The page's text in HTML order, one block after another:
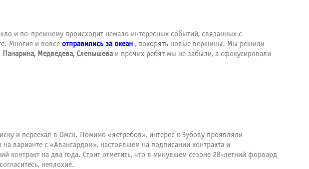
и по-прежнему происходит немало интересных событий, связанных с
Многие и вовсе отправились за океан , покорять новые вершины. Мы решили
Панарина, Медведева, Слепышева и прочих ребят мы не забыли, а сфокусировали
и переехал в Омск. Помимо «ястребов», интерес к Зубову проявляли
варианте с «Авангардом», настоявшем на подписании контракта и
на два года. Стоит отметить, что в минувшем сезоне 28-летний форвард
неплохие.